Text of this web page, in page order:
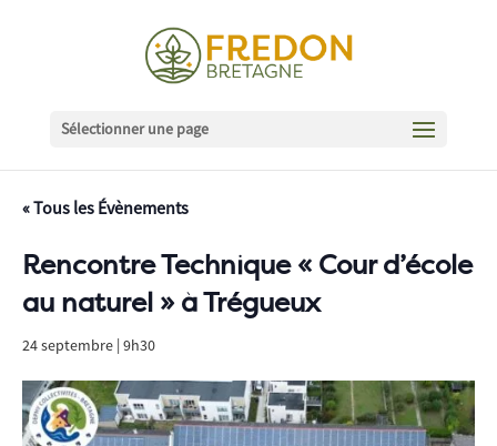
Sélectionner une page
« Tous les Évènements
Rencontre Technique « Cour d’école
au naturel » à Trégueux
24 septembre | 9h30